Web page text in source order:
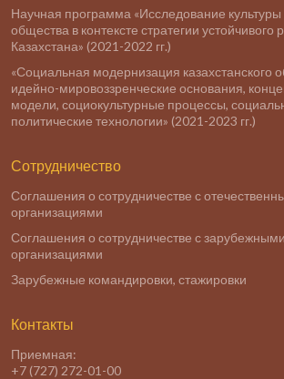
Научная программа «Исследование культуры
общества в контексте стратегии устойчивого
Казахстана» (2021-2022 гг.)
«Социальная модернизация казахстанского
идейно-мировоззренческие основания,
модели, социокультурные процессы,
политические технологии» (2021-2023 гг.)
Сотрудничество
Соглашения о сотрудничестве с
организациями
Соглашения о сотрудничестве с зарубежными
организациями
Зарубежные командировки, стажировки
Контакты
Приемная:
+7 (727) 272-01-00